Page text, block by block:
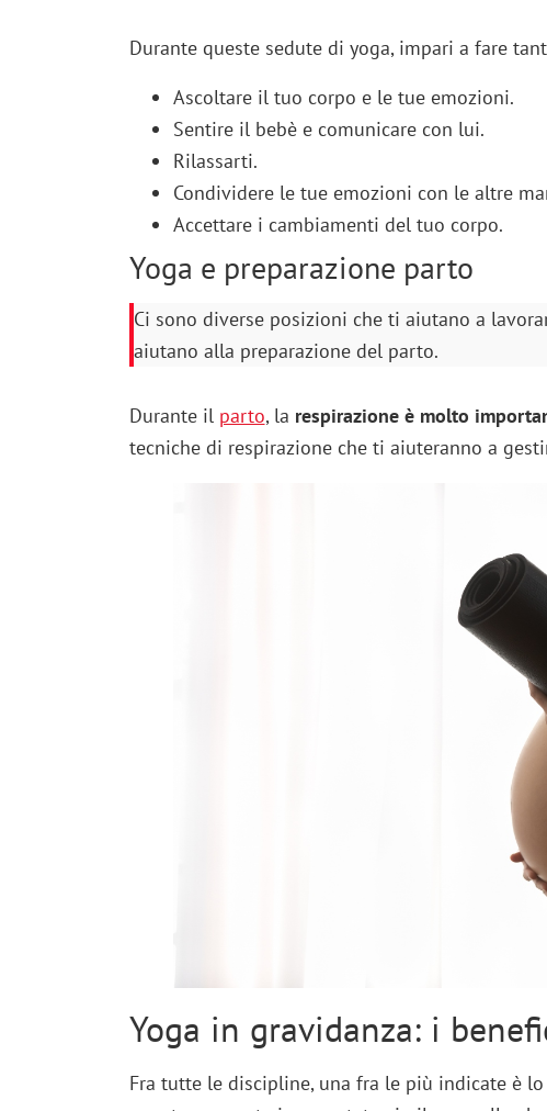
Durante queste sedute di yoga, impari a fare
Ascoltare il tuo corpo e le tue emozioni.
Sentire il bebè e comunicare con lui.
Rilassarti.
Condividere le tue emozioni con le altre
Accettare i cambiamenti del tuo corpo.
Yoga e preparazione parto
Ci sono diverse posizioni che ti aiutano a
aiutano alla preparazione del parto.
Durante il parto, la respirazione è molto
tecniche di respirazione che ti aiuteranno a
Yoga in gravidanza: i
Fra tutte le discipline, una fra le più indicate è lo